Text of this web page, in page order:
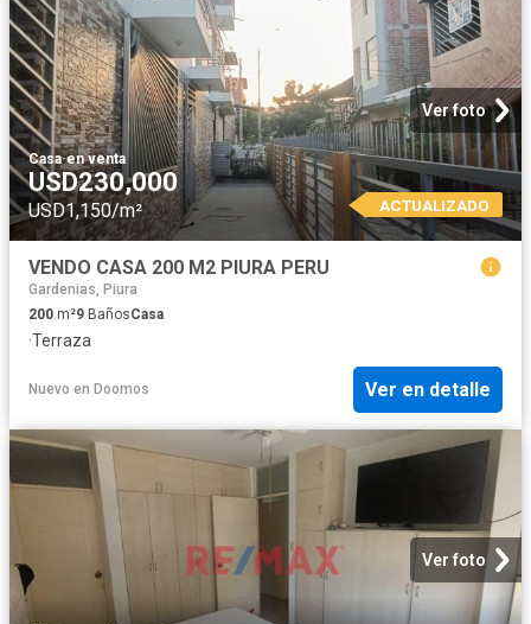
Ver foto
Casa·en venta
USD230,000
USD1,150/m² ACTUALIZADO
VENDO CASA 200 M2 PIURA PERU
Gardenias, Piura
200 m²9 BañosCasa
·Terraza
Nuevo en Doomos Ver en detalle
Ver foto